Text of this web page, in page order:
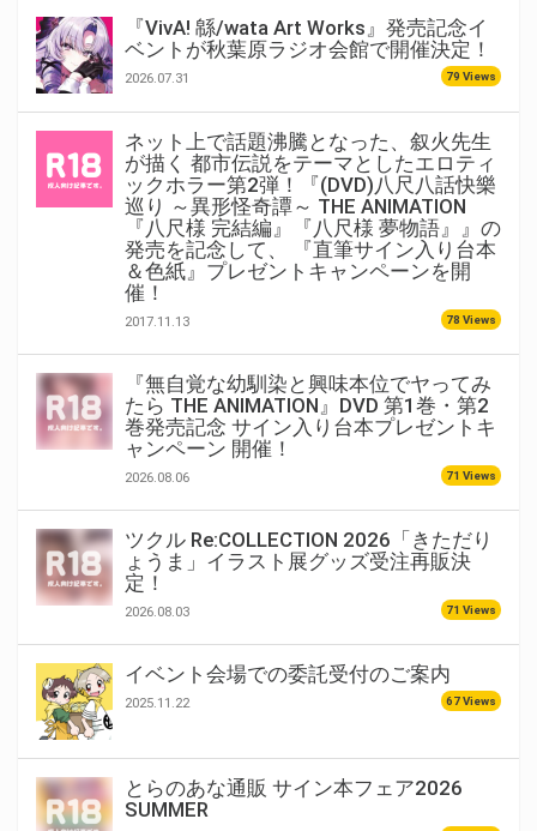
『VivA! 緜/wata Art Works』発売記念イ
ベントが秋葉原ラジオ会館で開催決定！
2026.07.31 79 Views
ネット上で話題沸騰となった、叙火先生
が描く 都市伝説をテーマとしたエロティ
ックホラー第2弾！『(DVD)八尺八話快樂
巡り ～異形怪奇譚～ THE ANIMATION
『八尺様 完結編』『八尺様 夢物語』』の
発売を記念して、 『直筆サイン入り台本
＆色紙』プレゼントキャンペーンを開
催！
2017.11.13 78 Views
『無自覚な幼馴染と興味本位でヤってみ
たら THE ANIMATION』DVD 第1巻・第2
巻発売記念 サイン入り台本プレゼントキ
ャンペーン 開催！
2026.08.06 71 Views
ツクル Re:COLLECTION 2026「きただり
ょうま」イラスト展グッズ受注再販決
定！
2026.08.03 71 Views
イベント会場での委託受付のご案内
2025.11.22 67 Views
とらのあな通販 サイン本フェア2026
SUMMER